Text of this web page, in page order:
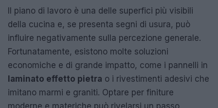
Il piano di lavoro è una delle superfici più visibili
della cucina e, se presenta segni di usura, può
influire negativamente sulla percezione generale.
Fortunatamente, esistono molte soluzioni
economiche e di grande impatto, come i pannelli in
laminato effetto pietra o i rivestimenti adesivi che
imitano marmi e graniti. Optare per finiture
moderne e materiche può rivelarsi un passo